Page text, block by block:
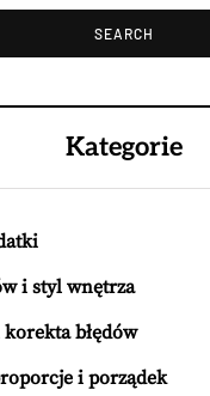
Kategorie
i styl wnętrza
błędów
i porządek